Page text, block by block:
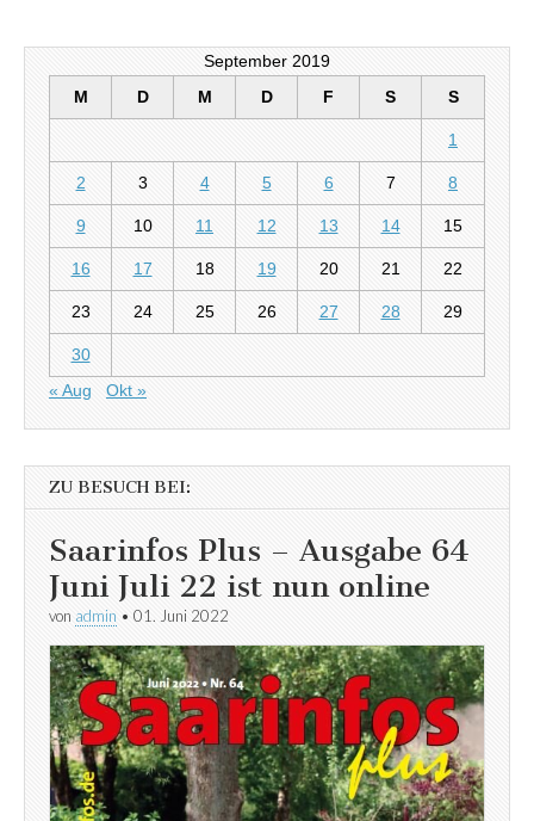
September 2019
M
D M D F S S
1
2 3 4 5 6 7 8
9 10 11 12 13 14 15
16 17 18 19 20 21 22
23 24 25 26 27 28 29
30
« Aug
Okt »
ZU BESUCH BEI:
Saarinfos Plus – Ausgabe 64
Juni Juli 22 ist nun online
von admin • 01. Juni 2022